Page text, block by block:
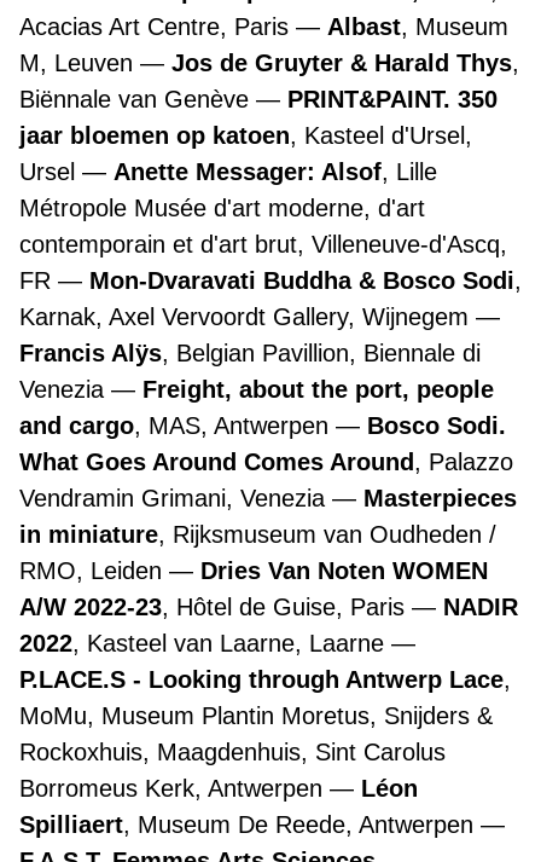
Acacias Art Centre, Paris
Albast, Museum
M, Leuven
Jos de Gruyter & Harald Thys,
Biënnale van Genève
PRINT&PAINT. 350
jaar bloemen op katoen, Kasteel d'Ursel,
Ursel
Anette Messager: Alsof, Lille
Métropole Musée d'art moderne, d'art
contemporain et d'art brut, Villeneuve-d'Ascq,
FR
Mon-Dvaravati Buddha & Bosco Sodi,
Karnak, Axel Vervoordt Gallery, Wijnegem
Francis Alÿs, Belgian Pavillion, Biennale di
Venezia
Freight, about the port, people
and cargo, MAS, Antwerpen
Bosco Sodi.
What Goes Around Comes Around, Palazzo
Vendramin Grimani, Venezia
Masterpieces
in miniature, Rijksmuseum van Oudheden /
RMO, Leiden
Dries Van Noten WOMEN
A/W 2022-23, Hôtel de Guise, Paris
NADIR
2022, Kasteel van Laarne, Laarne
P.LACE.S - Looking through Antwerp Lace,
MoMu, Museum Plantin Moretus, Snijders &
Rockoxhuis, Maagdenhuis, Sint Carolus
Borromeus Kerk, Antwerpen
Léon
Spilliaert, Museum De Reede, Antwerpen